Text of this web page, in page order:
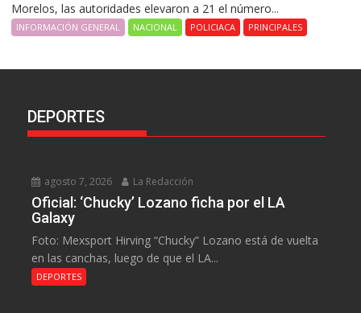
Morelos, las autoridades elevaron a 21 el número...
INFORMACIÓN GENERAL NACIONAL POLICIACA PRINCIPALES
DEPORTES
agosto 7, 2026 La Redacción
Oficial: ‘Chucky’ Lozano ficha por el LA
Galaxy
Foto: Mexsport Hirving “Chucky” Lozano está de vuelta
en las canchas, luego de que el LA...
DEPORTES